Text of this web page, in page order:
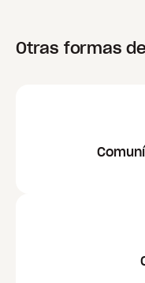
Otras formas